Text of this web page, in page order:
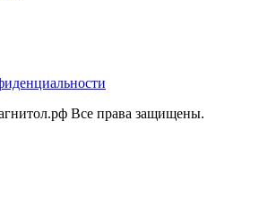
Все права защищены.